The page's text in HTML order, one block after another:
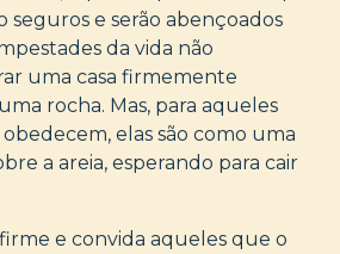
seguros e serão abençoados
da vida não
uma casa firmemente
rocha. Mas, para aqueles
elas são como uma
a areia, esperando para cair
e convida aqueles que o